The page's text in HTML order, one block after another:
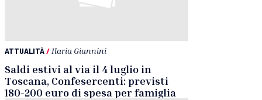
ATTUALITÀ/ Ilaria Giannini
Saldi estivi al via il 4 luglio in
Toscana, Confesercenti: previsti
180-200 euro di spesa per famiglia